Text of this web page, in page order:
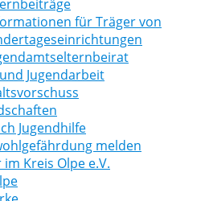
für Träger von
Jugendarbeit
Jugendhilfe
melden
Kreis Olpe e.V.